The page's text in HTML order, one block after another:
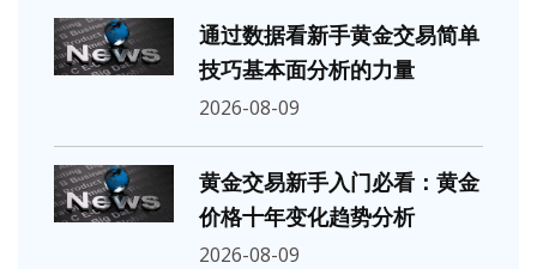
通过数据看新手黄金交易简单
技巧基本面分析的力量
2026-08-09
黄金交易新手入门必看：黄金
价格十年变化趋势分析
2026-08-09